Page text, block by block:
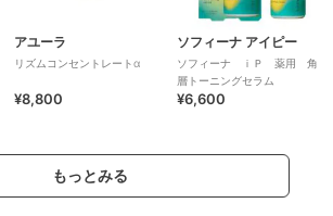
アユーラ
リズムコンセントレートα
¥8,800
ソフィーナ アイピー
ソフィーナ ｉＰ 薬用 角
層トーニングセラム
¥6,600
もっとみる